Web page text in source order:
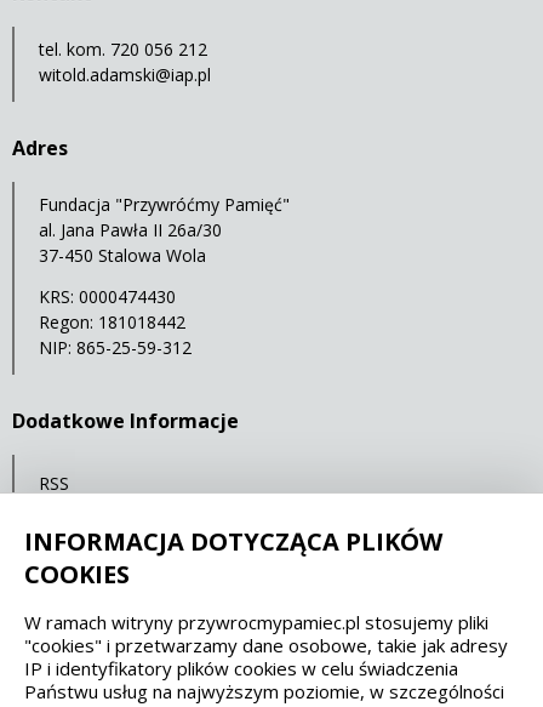
tel. kom. 720 056 212
witold.adamski@iap.pl
Adres
Fundacja "Przywróćmy Pamięć"
al. Jana Pawła II 26a/30
37-450 Stalowa Wola
KRS: 0000474430
Regon: 181018442
NIP: 865-25-59-312
Dodatkowe Informacje
RSS
Statystyki oglądalności
Spełniamy standardy dostępności oraz W3C
WCAG 2.1 SECTION 508 EAA/EN 301549
INFORMACJA DOTYCZĄCA PLIKÓW
COOKIES
W ramach witryny przywrocmypamiec.pl stosujemy pliki
"cookies" i przetwarzamy dane osobowe, takie jak adresy
IP i identyfikatory plików cookies w celu świadczenia
Państwu usług na najwyższym poziomie, w szczególności